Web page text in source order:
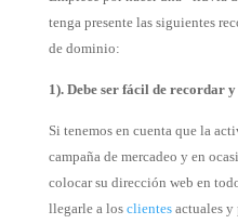
tenga presente las siguientes
de dominio:
1). Debe ser fácil de recordar
Si tenemos en cuenta que la
campaña de mercadeo y en
colocar su dirección web en
llegarle a los clientesactuales y